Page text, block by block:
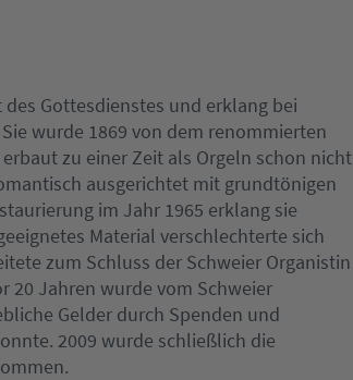
Gottesdienstes und erklang bei
wurde 1869 von dem renommierten
zu einer Zeit als Orgeln schon nicht
ausgerichtet mit grundtönigen
im Jahr 1965 erklang sie
Material verschlechterte sich
zum Schluss der Schweier Organistin
20 Jahren wurde vom Schweier
Gelder durch Spenden und
2009 wurde schließlich die